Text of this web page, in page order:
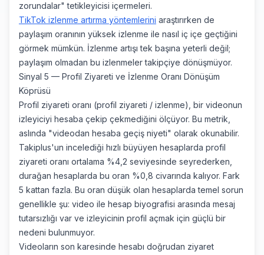
zorundalar" tetikleyicisi içermeleri.
TikTok izlenme artırma yöntemlerini araştırırken de
paylaşım oranının yüksek izlenme ile nasıl iç içe geçtiğini
görmek mümkün. İzlenme artışı tek başına yeterli değil;
paylaşım olmadan bu izlenmeler takipçiye dönüşmüyor.
Sinyal 5 — Profil Ziyareti ve İzlenme Oranı Dönüşüm
Köprüsü
Profil ziyareti oranı (profil ziyareti / izlenme), bir videonun
izleyiciyi hesaba çekip çekmediğini ölçüyor. Bu metrik,
aslında "videodan hesaba geçiş niyeti" olarak okunabilir.
Takiplus'un incelediği hızlı büyüyen hesaplarda profil
ziyareti oranı ortalama %4,2 seviyesinde seyrederken,
durağan hesaplarda bu oran %0,8 civarında kalıyor. Fark
5 kattan fazla. Bu oran düşük olan hesaplarda temel sorun
genellikle şu: video ile hesap biyografisi arasında mesaj
tutarsızlığı var ve izleyicinin profil açmak için güçlü bir
nedeni bulunmuyor.
Videoların son karesinde hesabı doğrudan ziyaret